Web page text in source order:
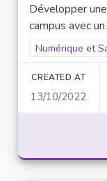
Développer
campus avec
Filter results for
Numérique et
CREATED AT
13/10/2022